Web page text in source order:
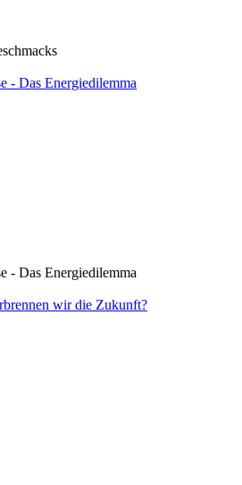
- Das Energiedilemma
- Das Energiedilemma
wir die Zukunft?